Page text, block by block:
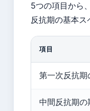
5つの項目から、
反抗期の基本ス
項目
第一次反抗期
中間反抗期の